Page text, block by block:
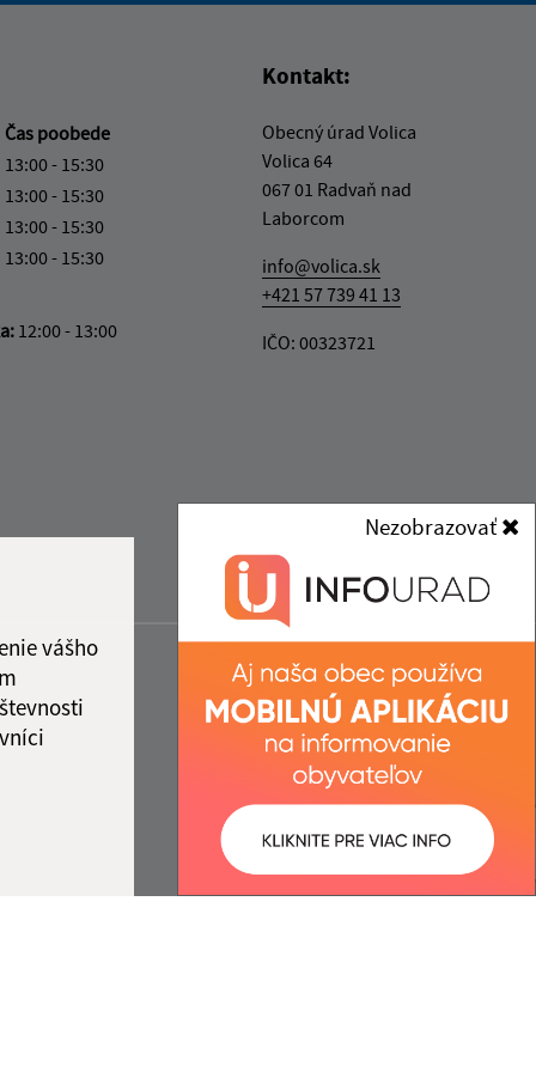
vášho
Nezobrazovať
Čas poobede
13:00 - 15:30
13:00 - 15:30
13:00 - 15:30
13:00 - 15:30
12:00 - 13:00
Kontakt:
Obecný úrad Volica
Volica 64
067 01 Radvaň nad
Laborcom
info@volica.sk
+421 57 739 41 13
IČO: 00323721